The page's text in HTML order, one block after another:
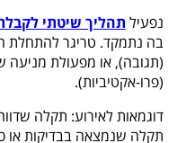
נפעיל תהליך שיטתי
בה נתמקד. טריגר להתחלת
(תגובה), או מפעולת
(פרו-אקטיביות).
דוגמאות לאירוע: תקלה
תקלה שנמצאה בבדיקות או